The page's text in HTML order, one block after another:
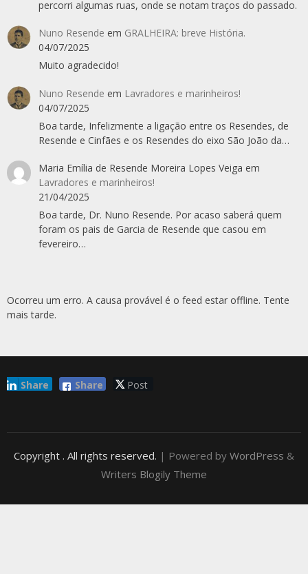
percorri algumas ruas, onde se notam traços do passado.
Nuno Resende em GRALHEIRA: breve História.
04/07/2025
Muito agradecido!
Nuno Resende em Lavradores e marinheiros!
04/07/2025
Boa tarde, Infelizmente a ligação entre os Resendes, de
Resende e Cinfães e os Resendes do eixo São João da…
Maria Emília de Resende Moreira Lopes Veiga em
Lavradores e marinheiros!
21/04/2025
Boa tarde, Dr. Nuno Resende. Por acaso saberá quem
foram os pais de Garcia de Resende que casou em
fevereiro…
Ocorreu um erro. A causa provável é o feed estar offline. Tente
mais tarde.
Share Post
Share
Copyright . All rights reserved. | Powered by WordPress &
Writers Blogily Theme